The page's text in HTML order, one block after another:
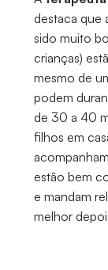
destaca que
sido muito
crianças)
mesmo de
podem
de 30 a 40
filhos em
estão bem
e mandam
melhor